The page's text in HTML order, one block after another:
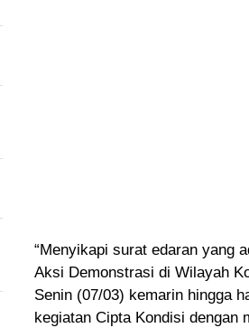
“Menyikapi surat edaran yang
Aksi Demonstrasi di Wilayah
Senin (07/03) kemarin hingga
kegiatan Cipta Kondisi dengan